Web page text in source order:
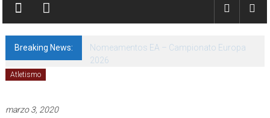
Breaking News:
Nomeamentos EA – Campionato Europa
2026
Atletismo
marzo 3, 2020